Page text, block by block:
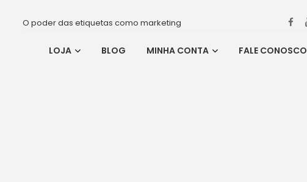
O poder das etiquetas como marketing
LOJA BLOG MINHA CONTA FALE CONOSCO